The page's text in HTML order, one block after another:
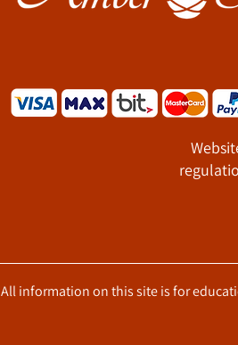
All information on this site is for